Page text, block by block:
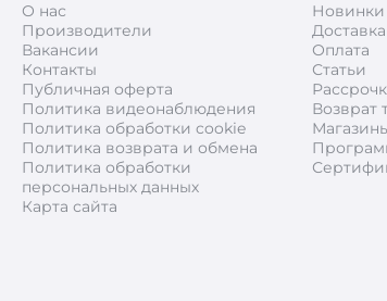
О нас
Производители
Вакансии
Контакты
Публичная оферта
Политика видеонаблюдения
Политика обработки cookie
Политика возврата и обмена
Политика обработки
персональных данных
Карта сайта
Новинки
Доставка
Оплата
Статьи
Возврат